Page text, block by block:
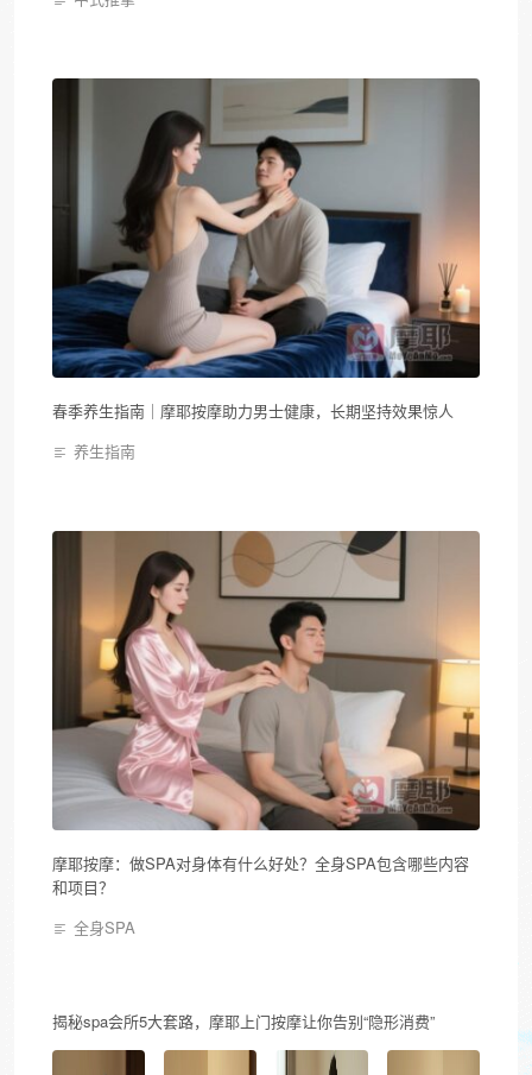
春季养生指南｜摩耶按摩助力男士健康，长期坚持效果惊人
养生指南
摩耶按摩：做SPA对身体有什么好处？全身SPA包含哪些内容
和项目？
全身SPA
揭秘spa会所5大套路，摩耶上门按摩让你告别“隐形消费”